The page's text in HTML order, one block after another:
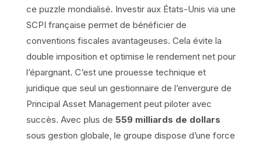
ce puzzle mondialisé. Investir aux États-Unis via une
SCPI française permet de bénéficier de
conventions fiscales avantageuses. Cela évite la
double imposition et optimise le rendement net pour
l’épargnant. C’est une prouesse technique et
juridique que seul un gestionnaire de l’envergure de
Principal Asset Management peut piloter avec
succès. Avec plus de 559 milliards de dollars
sous gestion globale, le groupe dispose d’une force